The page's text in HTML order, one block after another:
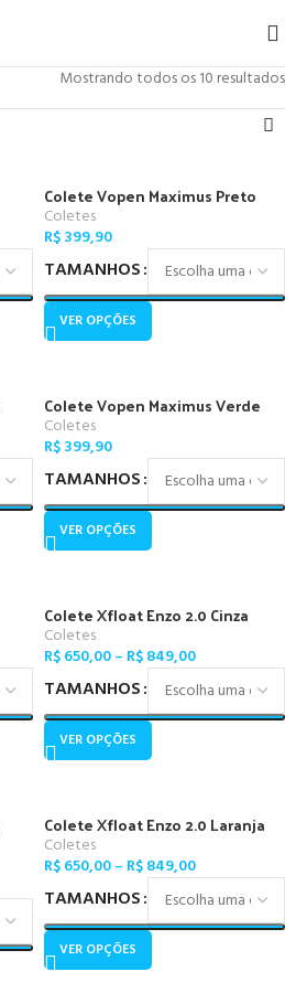
Mostrando todos os 10 resultados
Colete Vopen Maximus Preto
Coletes
R$399,90
TAMANHOS
VER OPÇÕES
Colete Vopen Maximus Verde
Coletes
R$399,90
TAMANHOS
VER OPÇÕES
Colete Xfloat Enzo 2.0 Cinza
Coletes
R$650,00– R$849,00
TAMANHOS
VER OPÇÕES
Colete Xfloat Enzo 2.0 Laranja
Coletes
R$650,00– R$849,00
TAMANHOS
VER OPÇÕES